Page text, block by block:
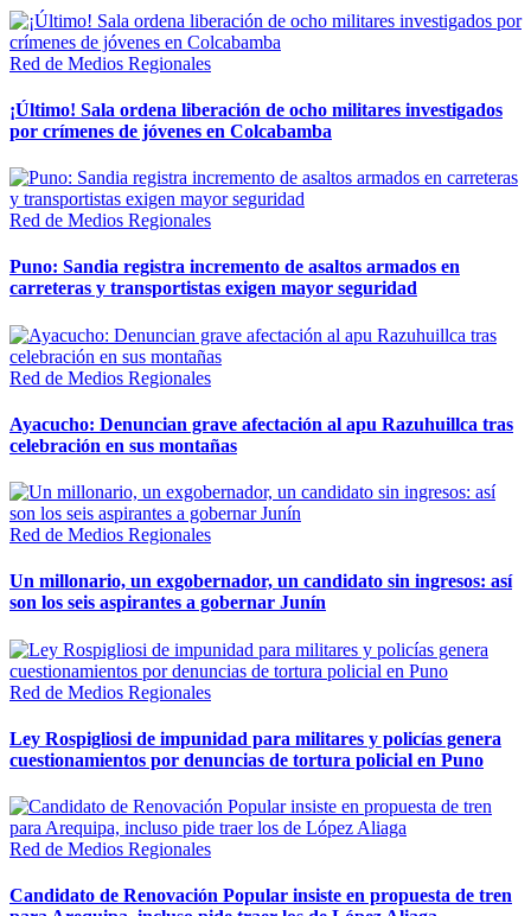
Red de Medios Regionales
¡Último! Sala ordena liberación de ocho militares investigados
por crímenes de jóvenes en Colcabamba
Red de Medios Regionales
Puno: Sandia registra incremento de asaltos armados en
carreteras y transportistas exigen mayor seguridad
Red de Medios Regionales
Ayacucho: Denuncian grave afectación al apu Razuhuillca tras
celebración en sus montañas
Red de Medios Regionales
Un millonario, un exgobernador, un candidato sin ingresos: así
son los seis aspirantes a gobernar Junín
Red de Medios Regionales
Ley Rospigliosi de impunidad para militares y policías genera
cuestionamientos por denuncias de tortura policial en Puno
Red de Medios Regionales
Candidato de Renovación Popular insiste en propuesta de tren